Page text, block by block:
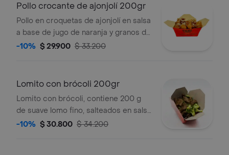
Pollo crocante de ajonjolí 200gr
Pollo en croquetas de ajonjolí en salsa
a base de jugo de naranja y granos de
ajonjolí 200 g. sugerido 1 persona.
-10% $ 29.900 $ 33.200
Lomito con brócoli 200gr
Lomito con brócoli, contiene 200 g
de suave lomo fino, salteados en salsa
soya y salsa de ostras, excelente
-10% $ 30.800 $ 34.200